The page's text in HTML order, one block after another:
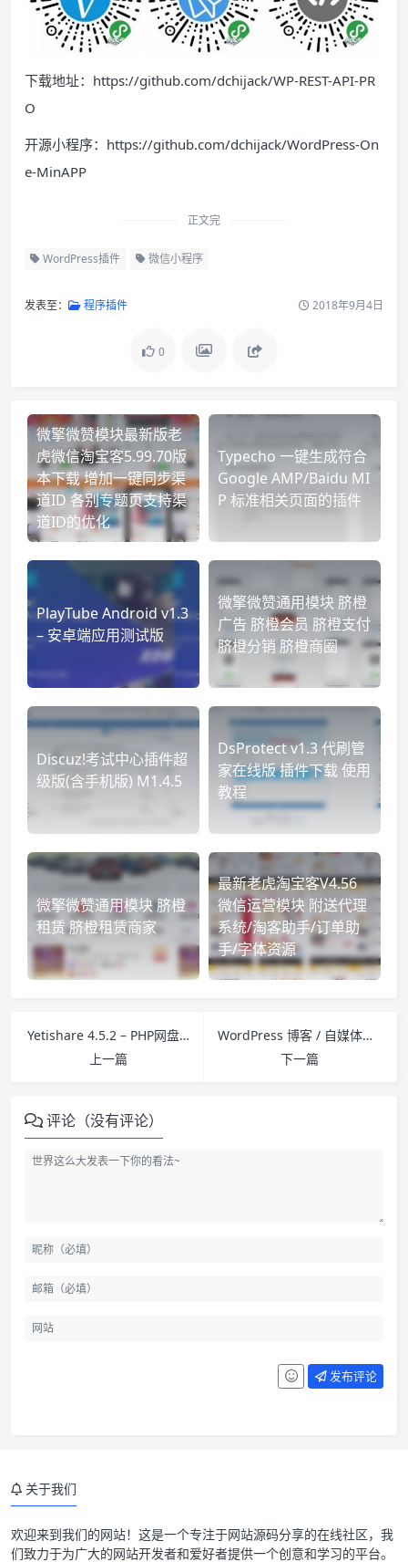
下载地址：https://github.com/dchijack/WP-REST-API-PR
O
开源小程序：https://github.com/dchijack/WordPress-On
e-MinAPP
正文完
WordPress插件 微信小程序
发表至： 程序插件 2018年9月4日
0
微擎微赞模块最新版老
虎微信淘宝客5.99.70版
本下载 增加一键同步渠
道ID 各别专题页支持渠
道ID的优化
Typecho 一键生成符合
Google AMP/Baidu MI
P 标准相关页面的插件
PlayTube Android v1.3
– 安卓端应用测试版
微擎微赞通用模块 脐橙
广告 脐橙会员 脐橙支付
脐橙分销 脐橙商圈
Discuz!考试中心插件超
级版(含手机版) M1.4.5
DsProtect v1.3 代刷管
家在线版 插件下载 使用
教程
微擎微赞通用模块 脐橙
租赁 脐橙租赁商家
最新老虎淘宝客V4.56
微信运营模块 附送代理
系统/淘客助手/订单助
手/字体资源
Yetishare 4.5.2 – PHP网盘商业破解版
上一篇
WordPress 博客 / 自媒体主题：Autumn
下一篇
评论（没有评论）
发布评论
关于我们
欢迎来到我们的网站！这是一个专注于网站源码分享的在线社区，我
们致力于为广大的网站开发者和爱好者提供一个创意和学习的平台。